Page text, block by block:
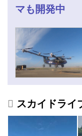
マも開発中
スカイドライ